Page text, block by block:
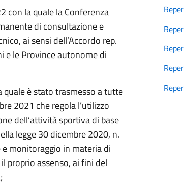
con la quale la Conferenza
di consultazione e
ai sensi dell’Accordo rep.
e le Province autonome di
è stato trasmesso a tutte
2021 che regola l’utilizzo
dell’attività sportiva di base
legge 30 dicembre 2020, n.
monitoraggio in materia di
proprio assenso, ai fini del